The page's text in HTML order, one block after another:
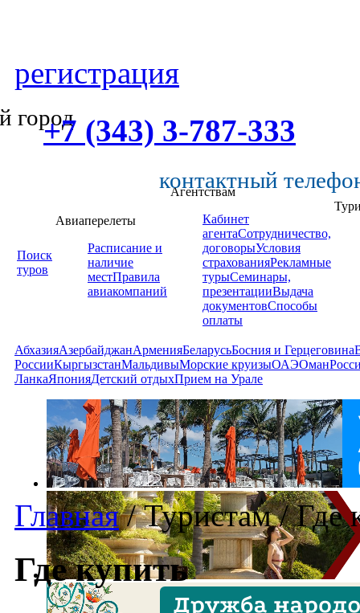
регистрация
город
+7 (343) 3-787-333
контактный
Поиск
туров
Авиаперелеты
Расписание и
наличие
местПравила
авиакомпаний
Агентствам
Кабинет
агентаСотрудничество,
договорыУсловия
страхованияРекламные
турыСеминары,
презентацииВыдача
документовСпособы
оплаты
АбхазияАзербайджанАрменияБеларусьБосния и Герцеговина
РоссииКыргызстанМальдивыМорские круизыОАЭОман
ЛанкаЯпонияДетский отдыхПрием на Урале
Главная /Туристам/Где
Где купить